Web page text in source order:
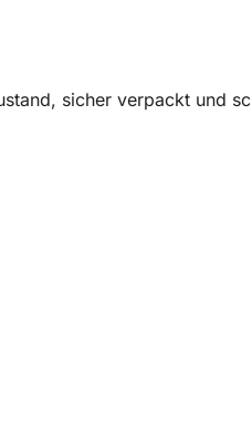
sicher verpackt und